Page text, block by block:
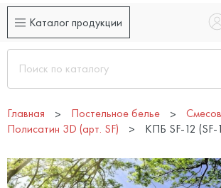
Каталог продукции
Главная Постельное белье
Полисатин 3D (арт. SF)
КПБ SF-12 (SF-